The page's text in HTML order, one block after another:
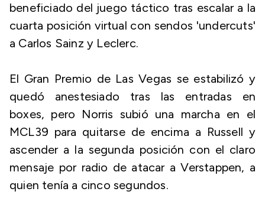
beneficiado del juego táctico tras escalar a la
cuarta posición virtual con sendos 'undercuts'
a Carlos Sainz y Leclerc.
El Gran Premio de Las Vegas se estabilizó y
quedó anestesiado tras las entradas en
boxes, pero Norris subió una marcha en el
MCL39 para quitarse de encima a Russell y
ascender a la segunda posición con el claro
mensaje por radio de atacar a Verstappen, a
quien tenía a cinco segundos.